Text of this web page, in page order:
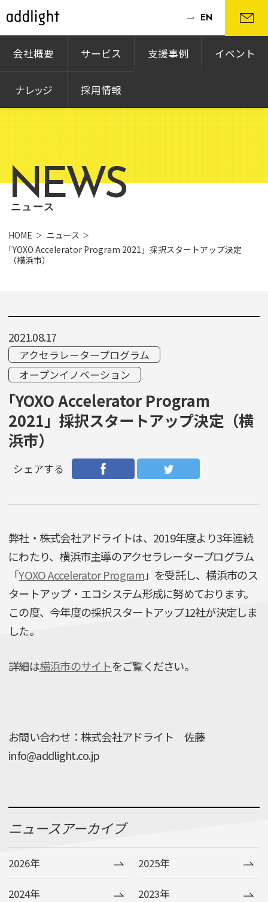
会社概要 サービス 支援事例 イベント
ナレッジ 採用情報
EN
NEWS
ニュース
HOME
ニュース
「YOXO Accelerator Program 2021」採択スタートアップ決定
（横浜市）
2021.08.17
アクセラレータープログラム
オープンイノベーション
「YOXO Accelerator Program
2021」採択スタートアップ決定（横
浜市）
シェアする
弊社・株式会社アドライトは、2019年度より3年連続
にわたり、横浜市主導のアクセラレータープログラム
「YOXO Accelerator Program」を受託し、横浜市のス
タートアップ・エコシステム形成に努めております。
この度、今年度の採択スタートアップ12社が決定しま
した。
詳細は横浜市のサイトをご覧ください。
お問い合わせ：株式会社アドライト 佐藤
info@addlight.co.jp
ニュースアーカイブ
2026年 2025年
2024年 2023年